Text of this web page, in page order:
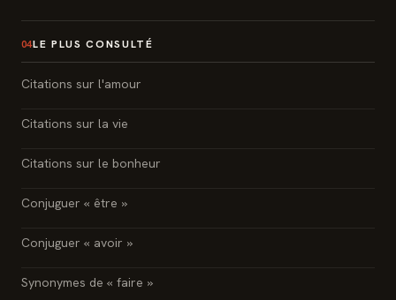
04LE PLUS CONSULTÉ
Citations sur l'amour
Citations sur la vie
Citations sur le bonheur
Conjuguer « être »
Conjuguer « avoir »
Synonymes de « faire »